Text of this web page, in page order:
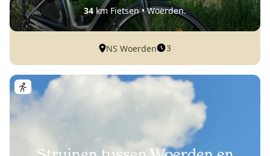
34 km Fietsen • Woerden.
NS Woerden 3